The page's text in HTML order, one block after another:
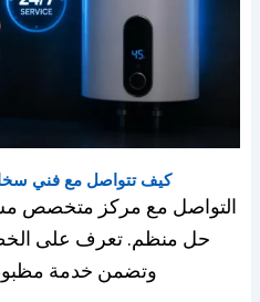
كيف تتواصل مع فني
التواصل مع مركز متخصص
حل منظم. تعرف على
وتضمن خدمة